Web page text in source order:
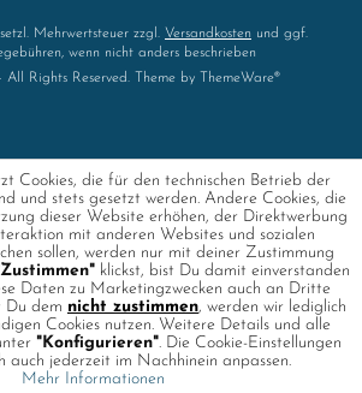
Mehrwertsteuer zzgl. Versandkosten und ggf.
wenn nicht anders beschrieben
Rights Reserved. Theme by
ThemeWare®
Cookies, die für den technischen Betrieb der
und stets gesetzt werden. Andere Cookies, die
dieser Website erhöhen, der Direktwerbung
mit anderen Websites und sozialen
sollen, werden nur mit deiner Zustimmung
klickst, bist Du damit einverstanden
Daten zu Marketingzwecken auch an Dritte
Du dem nicht zustimmen, werden wir lediglich
Cookies nutzen. Weitere Details und alle
"Konfigurieren". Die Cookie-Einstellungen
auch jederzeit im Nachhinein anpassen.
Mehr Informationen